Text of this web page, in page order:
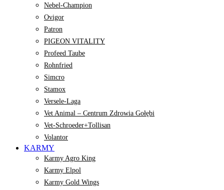
Nebel-Champion
Ovigor
Patron
PIGEON VITALITY
Profeed Taube
Rohnfried
Simcro
Stamox
Versele-Laga
Vet Animal – Centrum Zdrowia Gołębi
Vet-Schroeder+Tollisan
Volantor
KARMY
Karmy Agro King
Karmy Elpol
Karmy Gold Wings